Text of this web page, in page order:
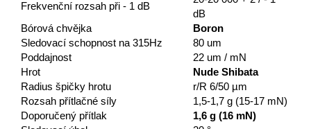
Frekvenční rozsah při - 1 dB
dB
Bórová chvějka
Boron
Sledovací schopnost na 315Hz
80 um
Poddajnost
22 um / mN
Hrot
Nude Shibata
Radius špičky hrotu
r/R 6/50 µm
Rozsah přítlačné síly
1,5-1,7 g (15-17 mN)
Doporučený přítlak
1,6 g (16 mN)